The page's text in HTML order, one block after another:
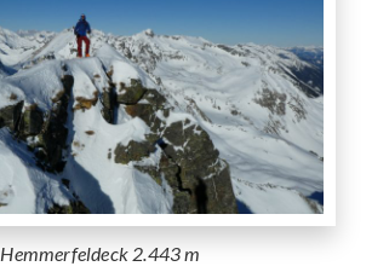
Hemmerfeldeck 2.443 m